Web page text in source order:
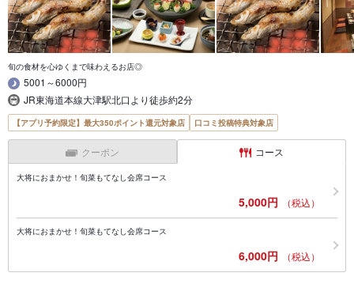
旬の食材を心ゆくまで味わえるお店◎
5001～6000円
JR東海道本線大津駅北口より徒歩約2分
【アプリ予約限定】最大350ポイント還元対象店 口コミ投稿特典対象店
クーポン コース
大将におまかせ！旬菜もてなし会席コース
5,000円 （税込）
大将におまかせ！旬菜もてなし会席コース
6,000円 （税込）